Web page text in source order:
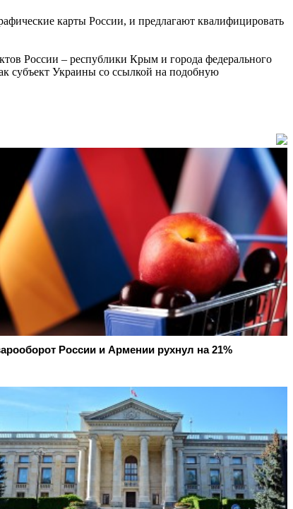
карты России, и предлагают квалифицировать
России – республики Крым и города федерального
субъект Украины со ссылкой на подобную
России и Армении рухнул на 21%